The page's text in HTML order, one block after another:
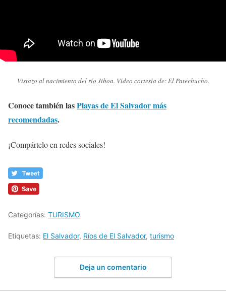
Vistazo al nacimiento del río Jiboa. Vídeo cortesía de: El Patechucho.
Conoce también lasPlayas de El Salvador más
recomendadas.
¡Compártelo en redes sociales!
Categorías: TURISMO
Etiquetas: El Salvador, Ríos de El Salvador, turismo
Deja un comentario